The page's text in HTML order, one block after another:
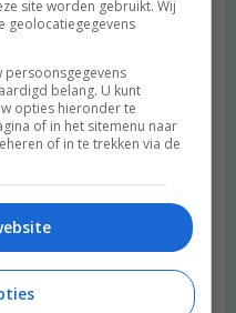
als lunch, als ik s
Ik eet dan altijd een
op gang te laten
koolhydraten. Vind ik
naast de sportschool ga
mens en eet dus vaak
site worden gebruikt. Wij
geolocatiegegevens
persoonsgegevens
belang. U kunt
opties hieronder te
of in het sitemenu naar
of in te trekken via de